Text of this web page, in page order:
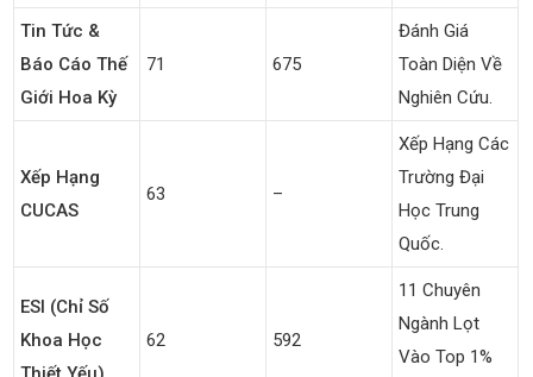
Tin Tức &
Báo Cáo Thế
Giới Hoa Kỳ
71 675
Đánh Giá
Toàn Diện Về
Nghiên Cứu.
Xếp Hạng
CUCAS
63 –
Xếp Hạng Các
Trường Đại
Học Trung
Quốc.
ESI (Chỉ Số
Khoa Học
62 592
11 Chuyên
Ngành Lọt
Vào Top 1%